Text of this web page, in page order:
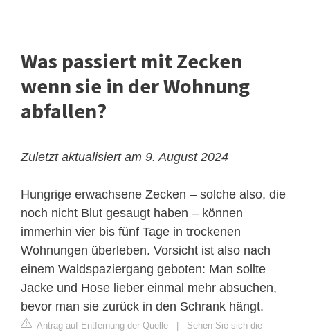
Was passiert mit Zecken
wenn sie in der Wohnung
abfallen?
Zuletzt aktualisiert am 9. August 2024
Hungrige erwachsene Zecken – solche also, die
noch nicht Blut gesaugt haben – können
immerhin vier bis fünf Tage in trockenen
Wohnungen überleben. Vorsicht ist also nach
einem Waldspaziergang geboten: Man sollte
Jacke und Hose lieber einmal mehr absuchen,
bevor man sie zurück in den Schrank hängt.
Antrag auf Entfernung der Quelle
Sehen Sie sich die